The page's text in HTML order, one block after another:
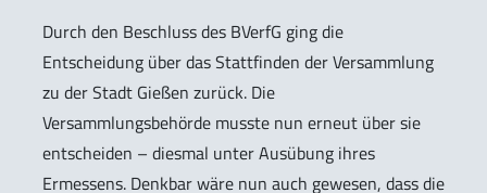
Durch den Beschluss des BVerfG ging die
Entscheidung über das Stattfinden der Versammlung
zu der Stadt Gießen zurück. Die
Versammlungsbehörde musste nun erneut über sie
entscheiden – diesmal unter Ausübung ihres
Ermessens. Denkbar wäre nun auch gewesen, dass die